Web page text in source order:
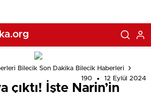
Bilecik Son Dakika Bilecik Haberleri
190
12 Eylül 2024
çıktı! İşte Narin’in